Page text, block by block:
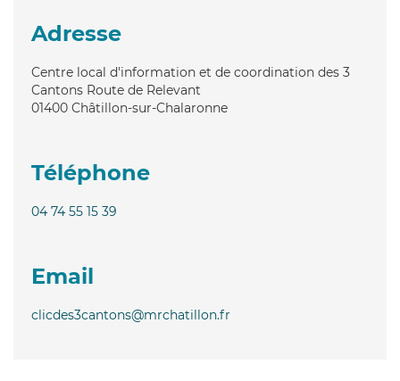
Adresse
Centre local d'information et de coordination des 3
Cantons Route de Relevant
01400 Châtillon-sur-Chalaronne
Téléphone
04 74 55 15 39
Email
clicdes3cantons@mrchatillon.fr